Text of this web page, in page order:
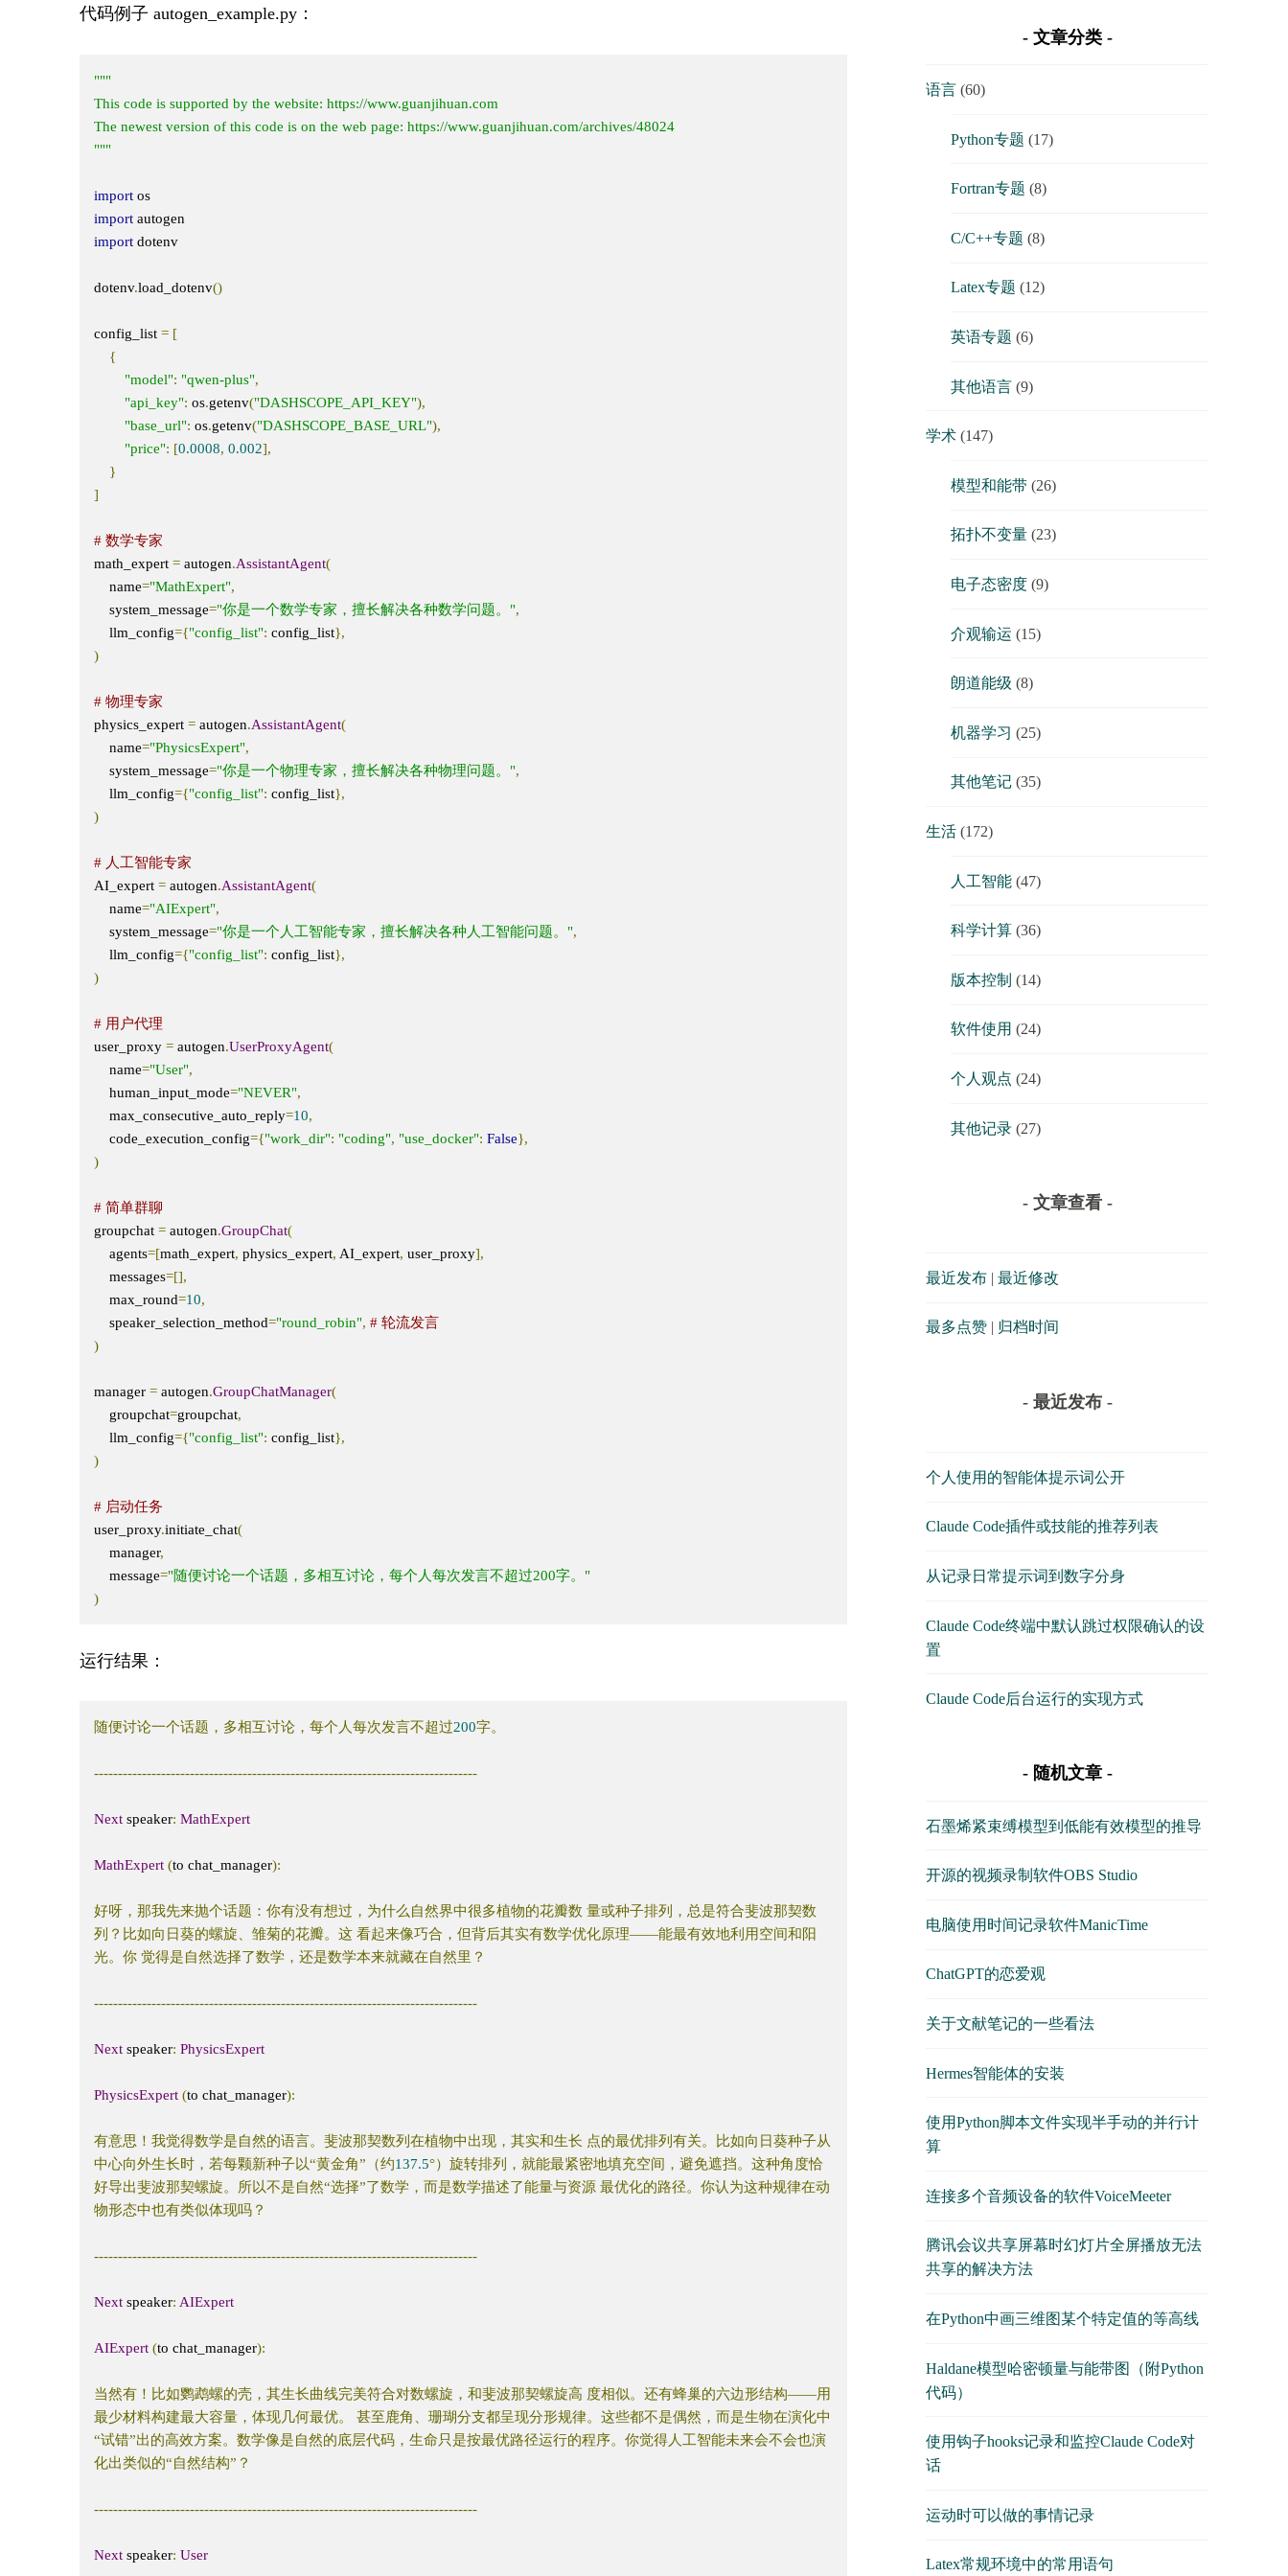
代码例子 autogen_example.py：
"""
This code is supported by the website: https://www.guanjihuan.com
The newest version of this code is on the web page: https://www.guanjihuan.com/archives/48024
"""
import
import
import dotenv
dotenv.load_dotenv()
config_list = [
{
"model": "qwen-plus",
"api_key": os.getenv("DASHSCOPE_API_KEY"),
"base_url": os.getenv("DASHSCOPE_BASE_URL"),
"price": [0.0008, 0.002],
}
]
# 数学专家
math_expert = autogen.AssistantAgent(
    name
="MathExpert",
    system_message
="你是一个数学专家，擅长解决各种数学问题。",
    llm_config
={"config_list": config_list},
)
# 物理专家
physics_expert = autogen.AssistantAgent(
    name
="PhysicsExpert",
    system_message
="你是一个物理专家，擅长解决各种物理问题。",
    llm_config
={"config_list": config_list},
)
# 人工智能专家
AI_expert = autogen.AssistantAgent(
    name
="AIExpert",
    system_message
="你是一个人工智能专家，擅长解决各种人工智能问题。",
    llm_config
={"config_list": config_list},
)
# 用户代理
user_proxy = autogen.UserProxyAgent(
    name
="User",
    human_input_mode
="NEVER",
    max_consecutive_auto_reply
=10,
    code_execution_config
={"work_dir": "coding", "use_docker": False},
)
# 简单群聊
groupchat = autogen.GroupChat(
    agents
=[math_expert, physics_expert, AI_expert, user_proxy],
    messages
=[],
    max_round
=10,
    speaker_selection_method
="round_robin", # 轮流发言
)
manager = autogen.GroupChatManager(
    groupchat
=groupchat,
    llm_config
={"config_list": config_list},
)
# 启动任务
user_proxy.initiate_chat(
    manager
,
    message
="随便讨论一个话题，多相互讨论，每个人每次发言不超过200字。"
)
运行结果：
随便讨论一个话题，多相互讨论，每个人每次发言不超过200字。
--------------------------------------------------------------------------------
Next speaker: MathExpert
MathExpert (to chat_manager):
好呀，那我先来抛个话题：你有没有想过，为什么自然界中很多植物的花瓣数 量或种子排列，总是符合斐波那契数
列？比如向日葵的螺旋、雏菊的花瓣。这 看起来像巧合，但背后其实有数学优化原理——能最有效地利用空间和阳
光。你 觉得是自然选择了数学，还是数学本来就藏在自然里？
--------------------------------------------------------------------------------
Next speaker: PhysicsExpert
PhysicsExpert (to chat_manager):
有意思！我觉得数学是自然的语言。斐波那契数列在植物中出现，其实和生长 点的最优排列有关。比如向日葵种子从
中心向外生长时，若每颗新种子以“黄金角”（约137.5°）旋转排列，就能最紧密地填充空间，避免遮挡。这种角度恰
好导出斐波那契螺旋。所以不是自然“选择”了数学，而是数学描述了能量与资源 最优化的路径。你认为这种规律在动
物形态中也有类似体现吗？
--------------------------------------------------------------------------------
Next speaker: AIExpert
AIExpert (to chat_manager):
当然有！比如鹦鹉螺的壳，其生长曲线完美符合对数螺旋，和斐波那契螺旋高 度相似。还有蜂巢的六边形结构——用
最少材料构建最大容量，体现几何最优。
甚至鹿角、珊瑚分支都呈现分形规律。这些都不是偶然，而是生物在演化中
“试错”出的高效方案。数学像是自然的底层代码，生命只是按最优路径运行的程序。你觉得人工智能未来会不会也演
化出类似的“自然结构”？
--------------------------------------------------------------------------------
Next speaker: User
文章分类
语言 (60)
Python专题 (17)
Fortran专题 (8)
C/C++专题 (8)
Latex专题 (12)
英语专题 (6)
其他语言 (9)
学术 (147)
模型和能带 (26)
拓扑不变量 (23)
电子态密度 (9)
介观输运 (15)
朗道能级 (8)
机器学习 (25)
其他笔记 (35)
生活 (172)
人工智能 (47)
科学计算 (36)
版本控制 (14)
软件使用 (24)
个人观点 (24)
其他记录 (27)
- 文章查看 -
最近发布 |最近修改
最多点赞 归档时间
- 最近发布 -
个人使用的智能体提示词公开
Claude Code插件或技能的推荐列表
从记录日常提示词到数字分身
Claude Code终端中默认跳过权限确认的设
置
Claude Code后台运行的实现方式
随机文章
石墨烯紧束缚模型到低能有效模型的推导
开源的视频录制软件OBS Studio
电脑使用时间记录软件ManicTime
ChatGPT的恋爱观
关于文献笔记的一些看法
Hermes智能体的安装
使用Python脚本文件实现半手动的并行计
算
连接多个音频设备的软件VoiceMeeter
腾讯会议共享屏幕时幻灯片全屏播放无法
共享的解决方法
在Python中画三维图某个特定值的等高线
Haldane模型哈密顿量与能带图（附Python
代码）
使用钩子hooks记录和监控Claude Code对
话
运动时可以做的事情记录
Latex常规环境中的常用语句